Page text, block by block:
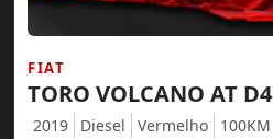
FIAT
TORO VOLCANO AT D4
2019 Diesel Vermelho 100KM